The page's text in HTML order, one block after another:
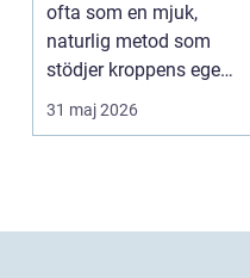
ofta som en mjuk,
naturlig metod som
stödjer kroppens egen
läkningsförmåga. I
31 maj 2026